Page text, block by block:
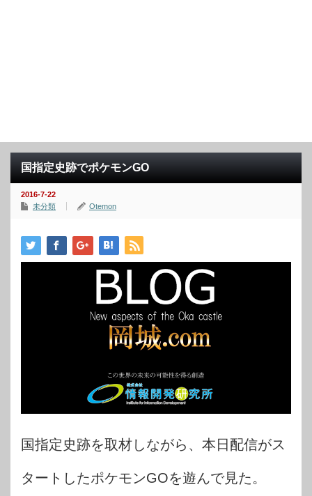
国指定史跡でポケモンGO
2016-7-22
未分類
Otemon
国指定史跡を取材しながら、本日配信がス
タートしたポケモンGOを遊んで見た。